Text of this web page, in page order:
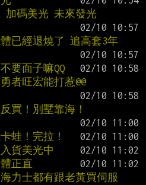
加碼美光 未來發光
已經退燒了 追高套3年
要面子嘛QQ
者旺宏能打惹@@
買！別墅靠海！
蛙！完拉！
貨美光中
正直
力士都有跟老黃買伺服